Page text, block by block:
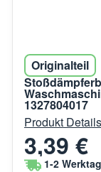
Originalteil
1327804017
Produkt Details
3,39 €
1-2